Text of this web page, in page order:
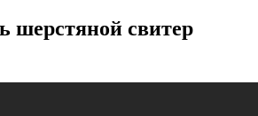
шерстяной свитер